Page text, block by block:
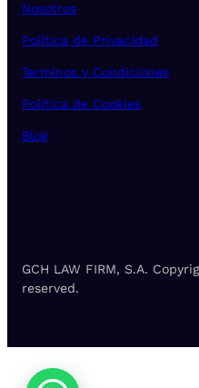
Nosotros
Política de Privacidad
Terminos y Condiciones
Politica de Cookies
Blog
GCH LAW FIRM, S.A.
reserved.